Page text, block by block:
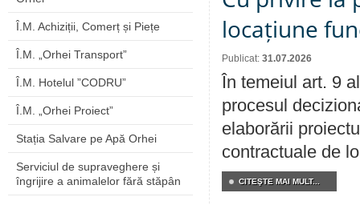
Î.M. Achiziții, Comerț și Piețe
Î.M. „Orhei Transport”
Î.M. Hotelul ”CODRU”
Î.M. „Orhei Proiect”
Stația Salvare pe Apă Orhei
Serviciul de supraveghere și
îngrijire a animalelor fără stăpân
locațiune
Publicat: 31.07.2026
În temeiul art. 9
procesul
elaborării
contractuale de
CITEŞTE MAI MULT...